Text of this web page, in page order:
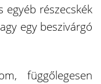
egyéb részecskék
egy beszivárgó
függőlegesen